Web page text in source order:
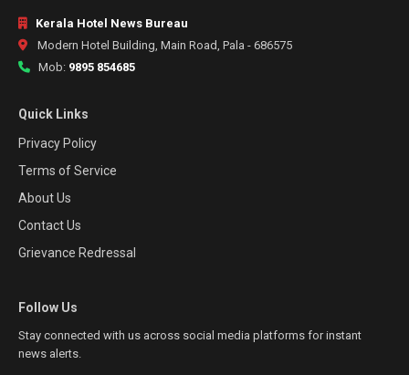
Kerala Hotel News Bureau
Modern Hotel Building, Main Road, Pala - 686575
Mob: 9895 854685
Quick Links
Privacy Policy
Terms of Service
About Us
Contact Us
Grievance Redressal
Follow Us
Stay connected with us across social media platforms for instant
news alerts.